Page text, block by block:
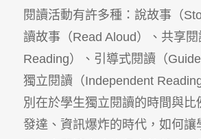
閱讀活動有許多種：說故事（
讀故事（Read Aloud）、共享
Reading）、引導式閱讀（
獨立閱讀（Independent
別在於學生獨立閱讀的時間與比
發達、資訊爆炸的時代，如何讓